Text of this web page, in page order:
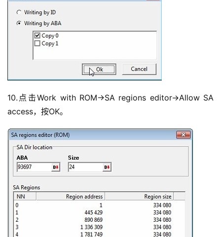
10.点击Work with ROM->SA regions editor->Allow SA
access，按OK。